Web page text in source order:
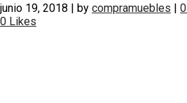
junio 19, 2018 | by compramuebles |
0 Likes